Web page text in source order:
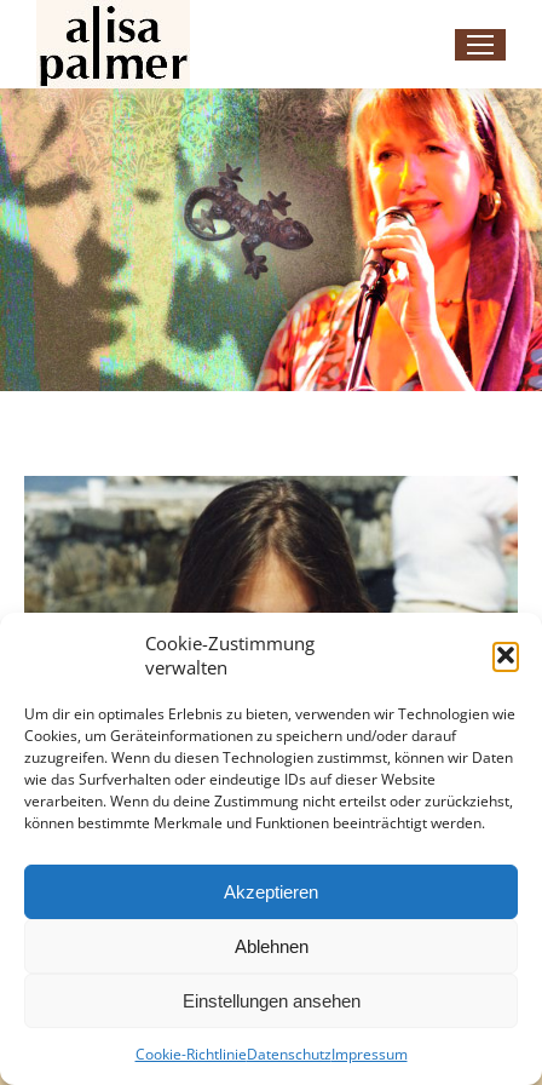
Cookie-Zustimmung
verwalten
Um dir ein optimales Erlebnis zu bieten, verwenden wir Technologien wie
Cookies, um Geräteinformationen zu speichern und/oder darauf
zuzugreifen. Wenn du diesen Technologien zustimmst, können wir Daten
wie das Surfverhalten oder eindeutige IDs auf dieser Website
verarbeiten. Wenn du deine Zustimmung nicht erteilst oder zurückziehst,
können bestimmte Merkmale und Funktionen beeinträchtigt werden.
Akzeptieren
Ablehnen
Einstellungen ansehen
Cookie-RichtlinieDatenschutzImpressum